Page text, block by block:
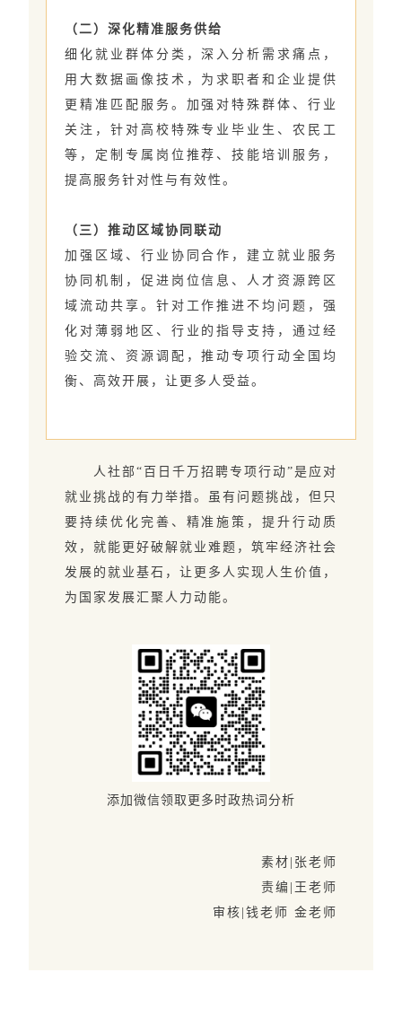
（二）深化精准服务供给
细化就业群体分类，深入分析需求痛点，
用大数据画像技术，为求职者和企业提供
更精准匹配服务。加强对特殊群体、行业
关注，针对高校特殊专业毕业生、农民工
等，定制专属岗位推荐、技能培训服务，
提高服务针对性与有效性。
（三）推动区域协同联动
加强区域、行业协同合作，建立就业服务
协同机制，促进岗位信息、人才资源跨区
域流动共享。针对工作推进不均问题，强
化对薄弱地区、行业的指导支持，通过经
验交流、资源调配，推动专项行动全国均
衡、高效开展，让更多人受益。
人社部“百日千万招聘专项行动”是应对
就业挑战的有力举措。虽有问题挑战，但只
要持续优化完善、精准施策，提升行动质
效，就能更好破解就业难题，筑牢经济社会
发展的就业基石，让更多人实现人生价值，
为国家发展汇聚人力动能。
添加微信领取更多时政热词分析
素材|张老师
责编|王老师
审核|钱老师 金老师